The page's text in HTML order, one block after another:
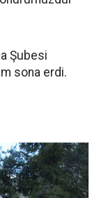
Şubesi
sona erdi.